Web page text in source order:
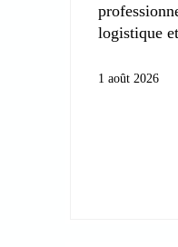
logistique
1 août 2026